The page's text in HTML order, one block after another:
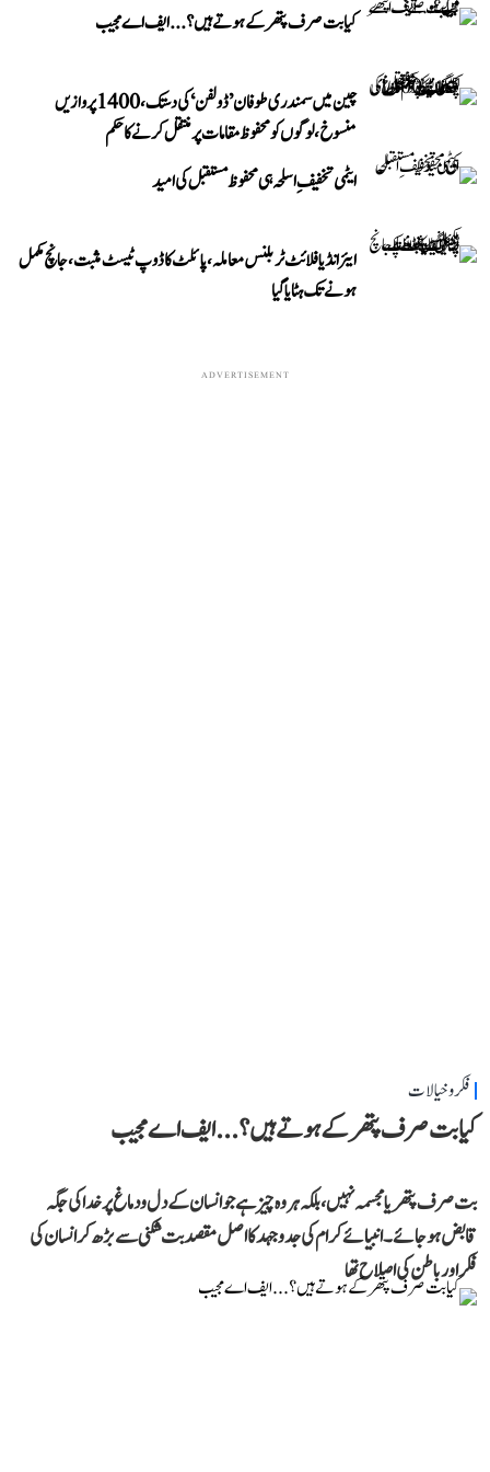
کیا بت صرف پتھر کے ہوتے ہیں؟...ایف اے مجیب
چین میں سمندری طوفان ’ڈولفن‘ کی دستک، 1400 پروازیں
منسوخ، لوگوں کو محفوظ مقامات پر منتقل کرنے کا حکم
ایٹمی تخفیفِ اسلحہ ہی محفوظ مستقبل کی امید
ایئر انڈیا فلائٹ ٹربلنس معاملہ، پائلٹ کا ڈوپ ٹیسٹ مثبت، جانچ مکمل
ہونے تک ہٹایا گیا
ADVERTISEMENT
فکر و خیالات
کیا بت صرف پتھر کے ہوتے ہیں؟...ایف اے مجیب
بت صرف پتھر یا مجسمہ نہیں، بلکہ ہر وہ چیز ہے جو انسان کے دل و دماغ پر خدا کی جگہ
قابض ہو جائے۔ انبیائے کرام کی جدوجہد کا اصل مقصد بت شکنی سے بڑھ کر انسان کی
فکر اور باطن کی اصلاح تھا